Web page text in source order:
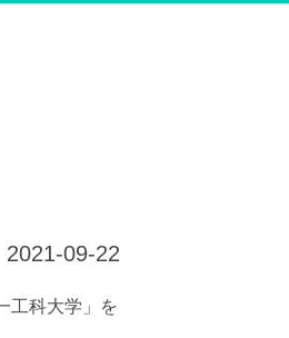
2021-09-22
工科大学」を